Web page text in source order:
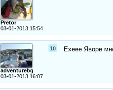
Pretor
03-01-2013 15:54
10
adventurebg
03-01-2013 16:07
Ехеее Яворе